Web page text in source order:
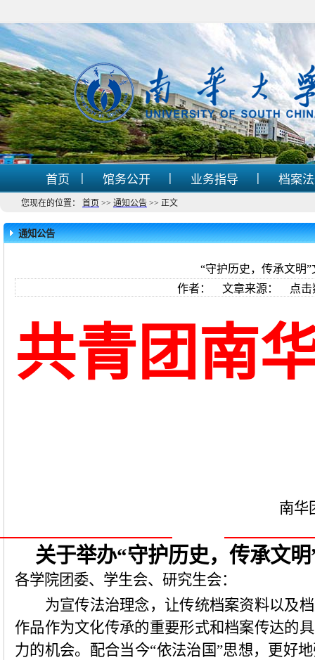
首页 | 馆务公开 | 业务指导 | 档案
您现在的位置： 首页 >> 通知公告 >> 正文
通知公告
“守护历史，传承文明
作者： 文章来源： 点击
共青团南
南华
关于举办“守护历史，传承文明
各学院团委、学生会、研究生会：
为宣传法治理念，让传统档案资料以及
作品作为文化传承的重要形式和档案传达的
力的机会。配合当今“依法治国”思想，更好